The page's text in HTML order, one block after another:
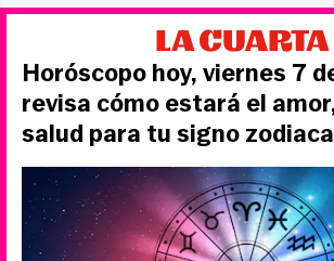
Horóscopo hoy, viernes 7
revisa cómo estará el
salud para tu signo